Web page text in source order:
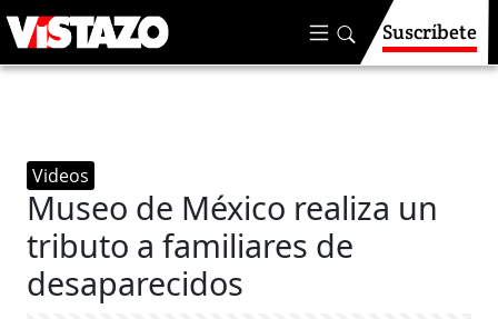
Suscríbete
Videos
Museo de México realiza un
tributo a familiares de
desaparecidos